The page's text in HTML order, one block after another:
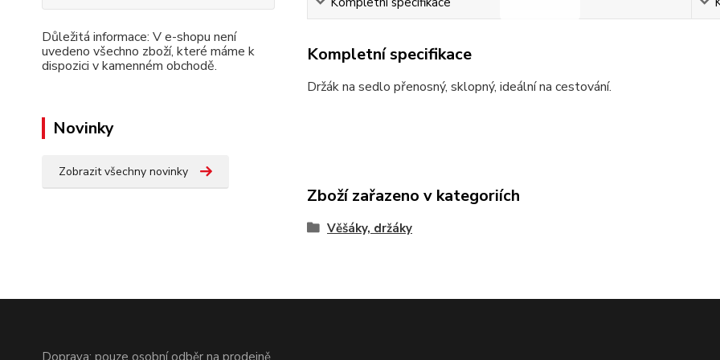
Důležitá informace: V e-shopu není
uvedeno všechno zboží, které máme k
dispozici v kamenném obchodě.
Novinky
Zobrazit všechny novinky
Kompletní specifikace
Držák na sedlo přenosný, sklopný, ideální na cestování.
Zboží zařazeno v kategoriích
Věšáky, držáky
Doprava: pouze osobní odběr na prodejně